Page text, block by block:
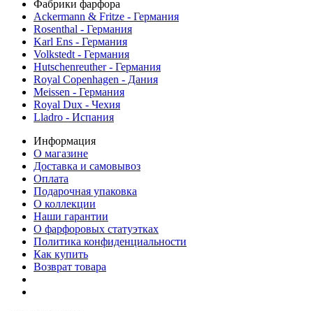
Фабрики фарфора
Ackermann & Fritze - Германия
Rosenthal - Германия
Karl Ens - Германия
Volkstedt - Германия
Hutschenreuther - Германия
Royal Copenhagen - Дания
Meissen - Германия
Royal Dux - Чехия
Lladro - Испания
Информация
О магазине
Доставка и самовывоз
Оплата
Подарочная упаковка
О коллекции
Наши гарантии
О фарфоровых статуэтках
Политика конфиденциальности
Как купить
Возврат товара